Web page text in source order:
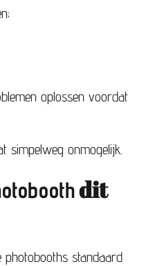
oplossen voordat
simpelweg onmogelijk.
dit
photobooths standaard